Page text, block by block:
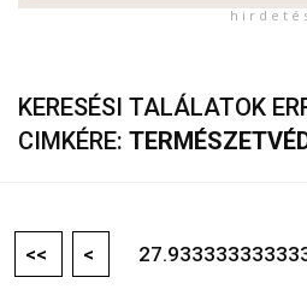
h i r d e t é
KERESÉSI TALÁLATOK
CIMKÉRE:
<< <